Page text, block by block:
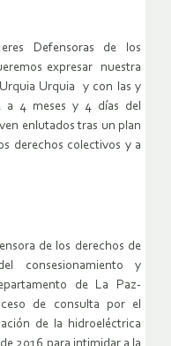
Defensoras de los
expresar nuestra
Urquia y con las y
a 4 meses y 4 días del
enlutados tras un plan
derechos colectivos y a
de los derechos de
consesionamiento y
de La Paz-
de consulta por el
de la hidroeléctrica